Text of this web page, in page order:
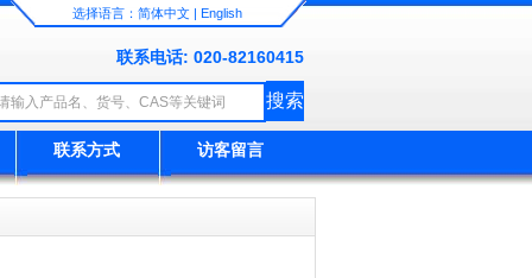
选择语言： 简体中文 | English
联系电话: 020-82160415
联系方式 访客留言